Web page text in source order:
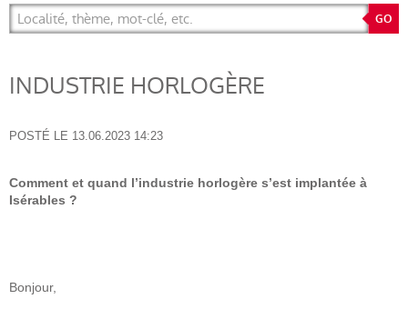
INDUSTRIE HORLOGÈRE
POSTÉ LE 13.06.2023 14:23
Comment et quand l’industrie horlogère s’est implantée à
Isérables ?
Bonjour,